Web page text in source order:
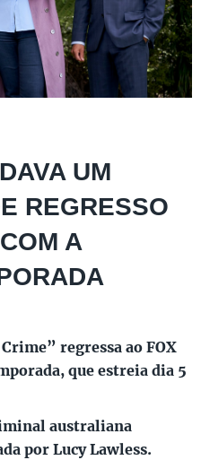
UM
REGRESSO
A
regressa ao FOX
que estreia dia 5
australiana
por Lucy Lawless.